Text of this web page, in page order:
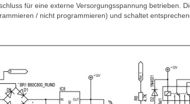
für eine externe Versorgungsspannung betrieben.
/ nicht programmieren) und schaltet